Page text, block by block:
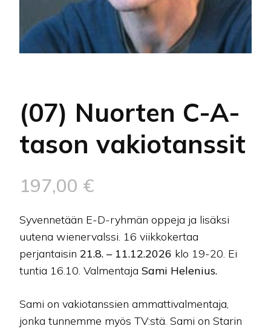
(07) Nuorten C-A-
tason vakiotanssit
197,00 €
Syvennetään E-D-ryhmän oppeja ja lisäksi
uutena wienervalssi. 16 viikkokertaa
perjantaisin 21.8. – 11.12.2026 klo 19-20. Ei
tuntia 16.10. Valmentaja Sami Helenius.
Sami on vakiotanssien ammattivalmentaja,
jonka tunnemme myös TV:stä. Sami on Starin